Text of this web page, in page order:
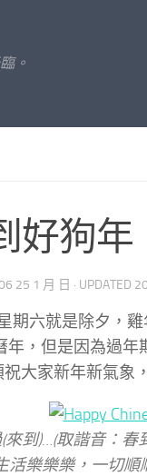
。
好狗年
25 1 月 日 · UPDATED
期六就是除夕，
年，但是因為過
大家新年新氣象
(來到)…(取諧音：
活樂樂樂，一切順